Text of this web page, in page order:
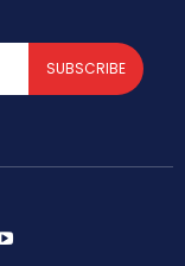
SUBSCRIBE